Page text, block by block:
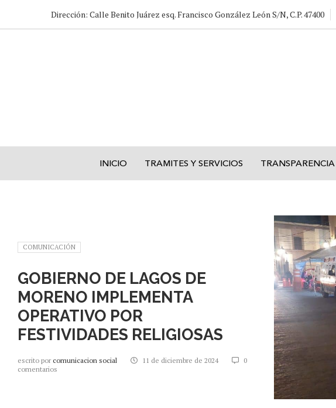
Dirección: Calle Benito Juárez esq. Francisco González León S/N, C.P. 47400
INICIO TRAMITES Y SERVICIOS TRANSPARENCIA
COMUNICACIÓN
GOBIERNO DE LAGOS DE
MORENO IMPLEMENTA
OPERATIVO POR
FESTIVIDADES RELIGIOSAS
escrito por comunicacion social 11 de diciembre de 2024
0
comentarios